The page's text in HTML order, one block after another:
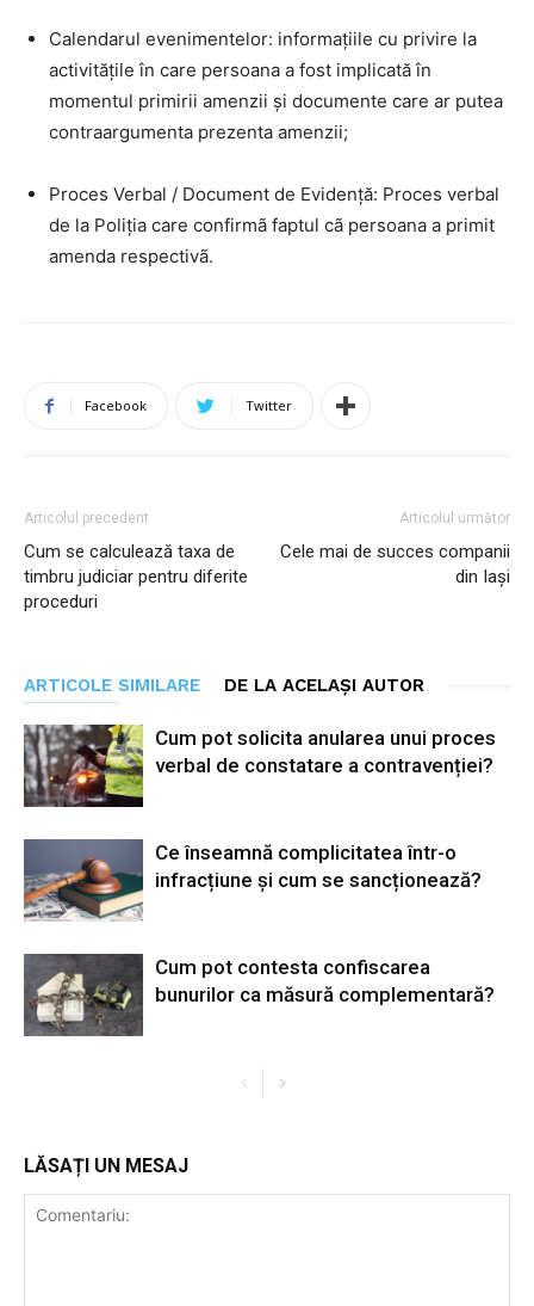
Calendarul evenimentelor: informațiile cu privire la
activitățile în care persoana a fost implicată în
momentul primirii amenzii și documente care ar putea
contraargumenta prezenta amenzii;
Proces Verbal / Document de Evidență: Proces verbal
de la Poliția care confirmã faptul cã persoana a primit
amenda respectivã.
Facebook Twitter
Articolul precedent
Cum se calculează taxa de
timbru judiciar pentru diferite
proceduri
Articolul următor
Cele mai de succes companii
din Iași
ARTICOLE SIMILARE DE LA ACELAȘI AUTOR
Cum pot solicita anularea unui proces
verbal de constatare a contravenției?
Ce înseamnă complicitatea într-o
infracțiune și cum se sancționează?
Cum pot contesta confiscarea
bunurilor ca măsură complementară?
LĂSAȚI UN MESAJ